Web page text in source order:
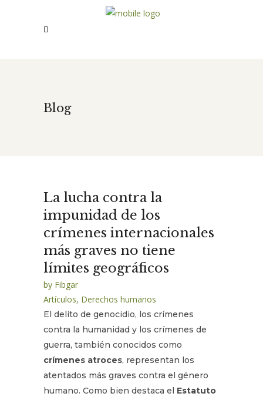
Blog
La lucha contra la
impunidad de los
crímenes internacionales
más graves no tiene
límites geográficos
by Fibgar
Artículos, Derechos humanos
El delito de genocidio, los crímenes
contra la humanidad y los crímenes de
guerra, también conocidos como
crímenes atroces, representan los
atentados más graves contra el género
humano. Como bien destaca el Estatuto